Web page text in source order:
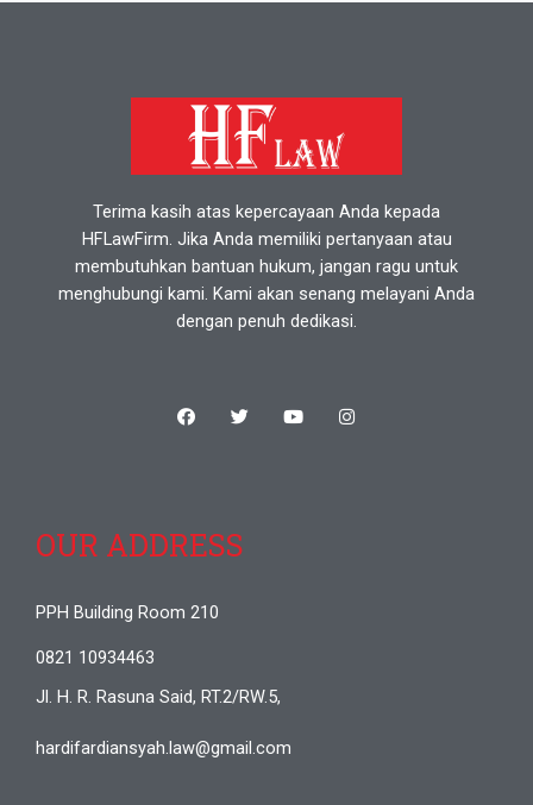
Terima kasih atas kepercayaan Anda kepada
HFLawFirm. Jika Anda memiliki pertanyaan atau
membutuhkan bantuan hukum, jangan ragu untuk
menghubungi kami. Kami akan senang melayani Anda
dengan penuh dedikasi.
OUR ADDRESS
PPH Building Room 210
0821 10934463
Jl. H. R. Rasuna Said, RT.2/RW.5,
hardifardiansyah.law@gmail.com